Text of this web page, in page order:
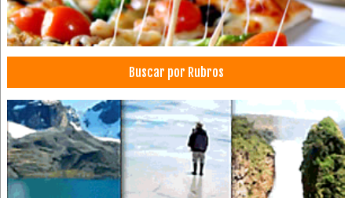
Televisión
Marroquinerías
Cuero, Prendas de Vestir
Cuero, Curtiembres
Calzados Industriales
Industrias Textiles
Buscar por Rubros